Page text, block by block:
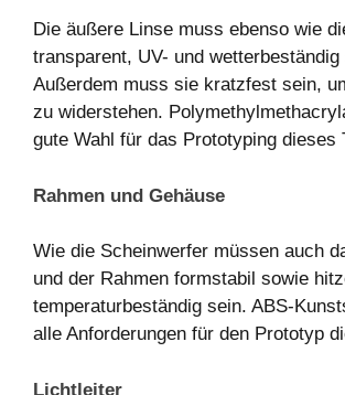
Die äußere Linse muss ebenso wie
transparent, UV- und wetterbeständig
Außerdem muss sie kratzfest sein,
zu widerstehen.
gute Wahl für das Prototyping dieses
Rahmen und Gehäuse
Wie die Scheinwerfer müssen auch
und der Rahmen formstabil sowie
temperaturbeständig sein. ABS-
alle Anforderungen für den Prototyp
Lichtleiter